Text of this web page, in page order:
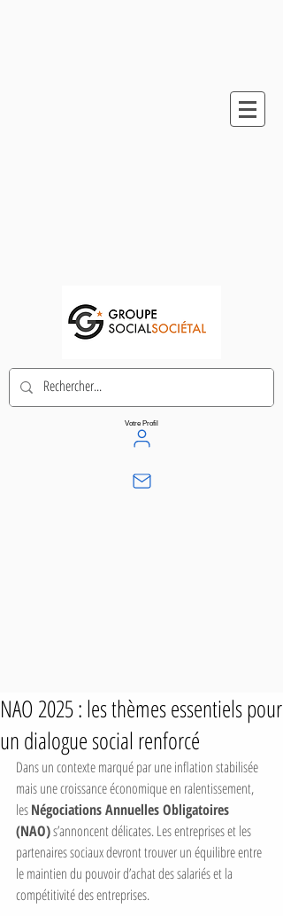
Votre Profil
NAO 2025 : les thèmes essentiels pour
un dialogue social renforcé
Dans un contexte marqué par une inflation stabilisée
mais une croissance économique en ralentissement,
les Négociations Annuelles Obligatoires
(NAO) s’annoncent délicates. Les entreprises et les
partenaires sociaux devront trouver un équilibre entre
le maintien du pouvoir d’achat des salariés et la
compétitivité des entreprises.